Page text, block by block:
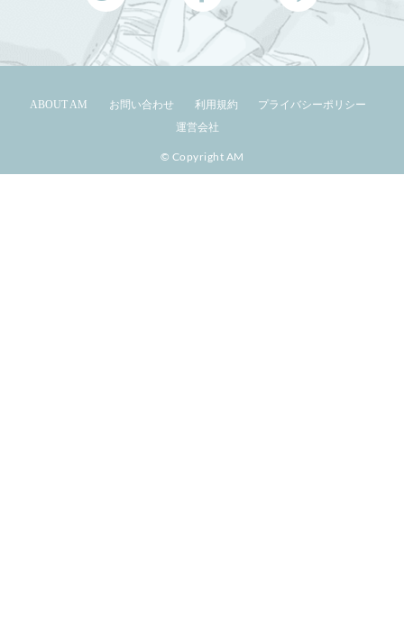
ABOUT AM お問い合わせ 利用規約
プライバシーポリシー
運営会社
© Copyright AM